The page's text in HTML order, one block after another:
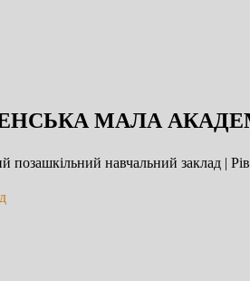
МАЛА
навчальний заклад |